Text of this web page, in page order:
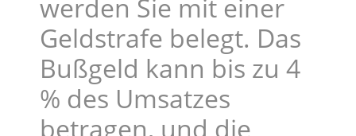
werden Sie mit einer
Geldstrafe belegt. Das
Bußgeld kann bis zu 4
% des Umsatzes
betragen, und die